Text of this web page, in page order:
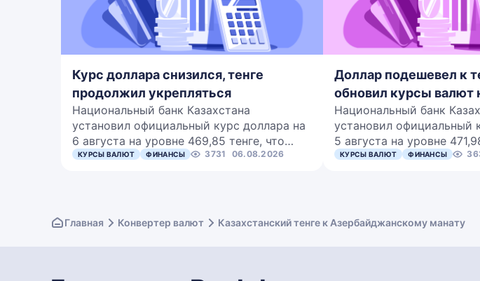
Курс доллара снизился, тенге
продолжил укрепляться
Национальный банк Казахстана
установил официальный курс доллара на
6 августа на уровне 469,85 тенге, что…
КУРСЫ ВАЛЮТ ФИНАНСЫ 3731 06.08.2026
Доллар подешевел к
обновил курсы валют
Национальный банк
установил официальный
5 августа на уровне
КУРСЫ ВАЛЮТ ФИНАНСЫ
Главная Конвертер валют Казахстанский тенге к Азербайджанскому манату